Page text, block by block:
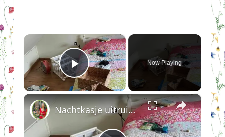
×
Play Video
Now Playing
×
Nachtkasje uitruimen en schoonmaken